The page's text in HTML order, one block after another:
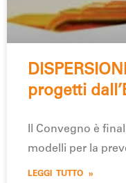
progetti
Il Convegno è
modelli per la
LEGGI TUTTO »